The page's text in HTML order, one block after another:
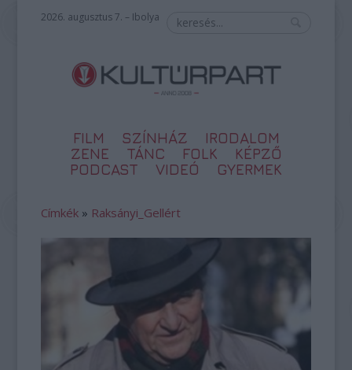
2026. augusztus 7. – Ibolya
FILM SZÍNHÁZ
IRODALOM
ZENE
TÁNC FOLK
KÉPZŐ
PODCAST
VIDEÓ GYERMEK
Címkék » Raksányi_Gellért